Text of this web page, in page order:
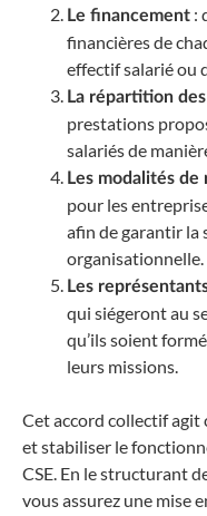
Le financement :
financières de
effectif salarié ou
La répartition
prestations
salariés de
Les modalités
pour les
afin de garantir la
organisationnelle.
Les
qui siégeront au
qu’ils soient
leurs missions.
Cet accord collectif
et stabiliser le
CSE. En le structurant
vous assurez une mise